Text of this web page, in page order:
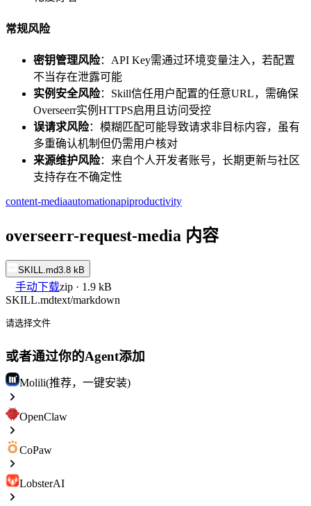
常规风险
密钥管理风险：API Key需通过环境变量注入，若配置
不当存在泄露可能
实例安全风险：Skill信任用户配置的任意URL，需确保
Overseerr实例HTTPS启用且访问受控
误请求风险：模糊匹配可能导致请求非目标内容，虽有
多重确认机制但仍需用户核对
来源维护风险：来自个人开发者账号，长期更新与社区
支持存在不确定性
content-mediaautomationapiproductivity
overseerr-request-media 内容
SKILL.md3.8 kB
手动下载zip · 1.9 kB
SKILL.mdtext/markdown
请选择文件
或者通过你的Agent添加
Molili(推荐，一键安装)
OpenClaw
CoPaw
LobsterAI